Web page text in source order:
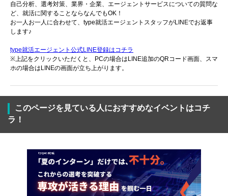
自己分析、選考対策、業界・企業、エージェントサービスについての質問な
ど、就活に関することならなんでもOK！
お一人お一人に合わせて、type就活エージェントスタッフがLINEでお返事
します♪
type就活エージェント公式LINE登録はコチラ
※上記をクリックいただくと、PCの場合はLINE追加のQRコード画面、スマ
ホの場合はLINEの画面が立ち上がります。
このページを見ている人におすすめなイベントはコチ
ラ！